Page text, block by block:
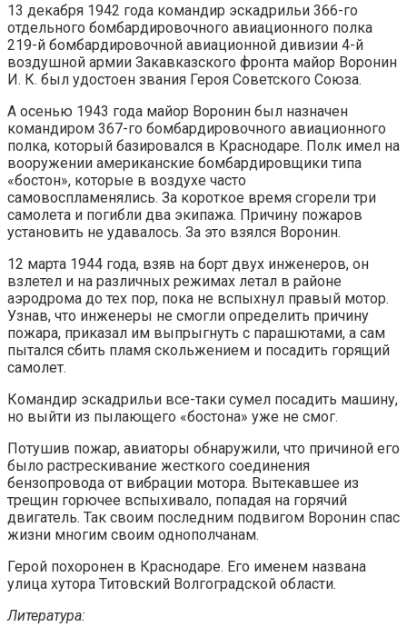
13 декабря 1942 года командир эскадрильи 366-го
отдельного бомбардировочного авиационного полка
219-й бомбардировочной авиационной дивизии 4-й
воздушной армии Закавказского фронта майор Воронин
И. К. был удостоен звания Героя Советского Союза.
А осенью 1943 года майор Воронин был назначен
командиром 367-го бомбардировочного авиационного
полка, который базировался в Краснодаре. Полк имел на
вооружении американские бомбардировщики типа
«бостон», которые в воздухе часто
самовоспламенялись. За короткое время сгорели три
самолета и погибли два экипажа. Причину пожаров
установить не удавалось. За это взялся Воронин.
12 марта 1944 года, взяв на борт двух инженеров, он
взлетел и на различных режимах летал в районе
аэродрома до тех пор, пока не вспыхнул правый мотор.
Узнав, что инженеры не смогли определить причину
пожара, приказал им выпрыгнуть с парашютами, а сам
пытался сбить пламя скольжением и посадить горящий
самолет.
Командир эскадрильи все-таки сумел посадить машину,
но выйти из пылающего «бостона» уже не смог.
Потушив пожар, авиаторы обнаружили, что причиной его
было растрескивание жесткого соединения
бензопровода от вибрации мотора. Вытекавшее из
трещин горючее вспыхивало, попадая на горячий
двигатель. Так своим последним подвигом Воронин спас
жизни многим своим однополчанам.
Герой похоронен в Краснодаре. Его именем названа
улица хутора Титовский Волгоградской области.
Литература: